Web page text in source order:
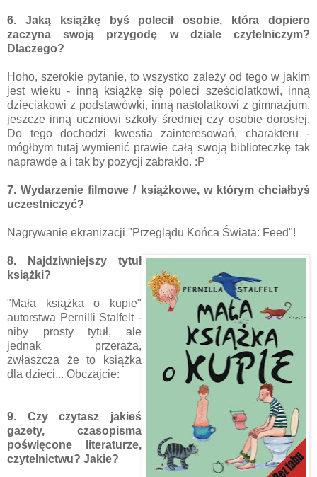
6. Jaką książkę byś polecił osobie, która dopiero
zaczyna swoją przygodę w dziale czytelniczym?
Dlaczego?
Hoho, szerokie pytanie, to wszystko zależy od tego w jakim
jest wieku - inną książkę się poleci sześciolatkowi, inną
dzieciakowi z podstawówki, inną nastolatkowi z gimnazjum,
jeszcze inną uczniowi szkoły średniej czy osobie dorosłej.
Do tego dochodzi kwestia zainteresowań, charakteru -
mógłbym tutaj wymienić prawie całą swoją biblioteczkę tak
naprawdę a i tak by pozycji zabrakło. :P
7. Wydarzenie filmowe / książkowe, w którym chciałbyś
uczestniczyć?
Nagrywanie ekranizacji "Przeglądu Końca Świata: Feed"!
8. Najdziwniejszy tytuł
książki?
"Mała książka o kupie"
autorstwa Pernilli Stalfelt -
niby prosty tytuł, ale
jednak przeraża,
zwłaszcza że to książka
dla dzieci... Obczajcie:
9. Czy czytasz jakieś
gazety, czasopisma
poświęcone literaturze,
czytelnictwu? Jakie?